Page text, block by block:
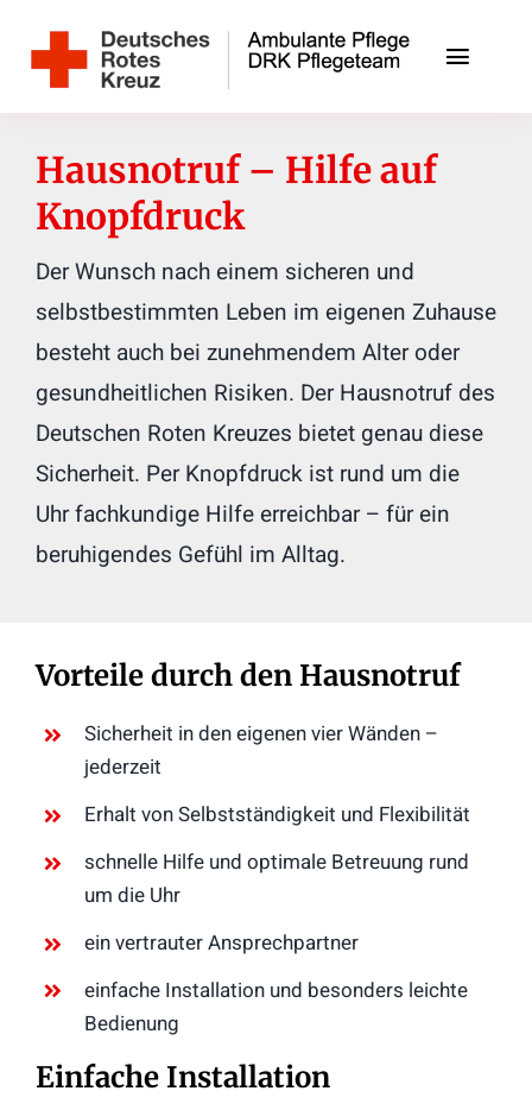
Inhalt
Toggle
Unser Team
Jobs
Kontakt
DRK-Ortsverein Schwarzenbek
Hausnotruf – Hilfe auf
Knopfdruck
Der Wunsch nach einem sicheren und
selbstbestimmten Leben im eigenen Zuhause
besteht auch bei zunehmendem Alter oder
gesundheitlichen Risiken. Der Hausnotruf des
Deutschen Roten Kreuzes bietet genau diese
Sicherheit. Per Knopfdruck ist rund um die
Uhr fachkundige Hilfe erreichbar – für ein
beruhigendes Gefühl im Alltag.
Vorteile durch den Hausnotruf
Sicherheit in den eigenen vier Wänden –
jederzeit
Erhalt von Selbstständigkeit und Flexibilität
schnelle Hilfe und optimale Betreuung rund
um die Uhr
ein vertrauter Ansprechpartner
einfache Installation und besonders leichte
Bedienung
Einfache Installation